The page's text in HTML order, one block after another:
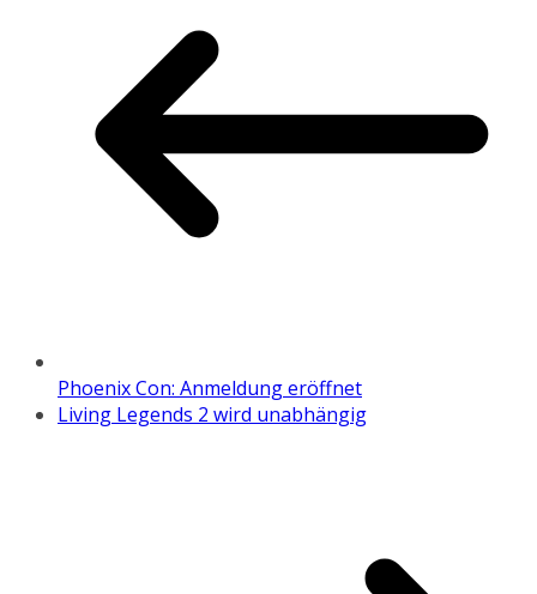
Phoenix Con: Anmeldung eröffnet
Living Legends 2 wird unabhängig